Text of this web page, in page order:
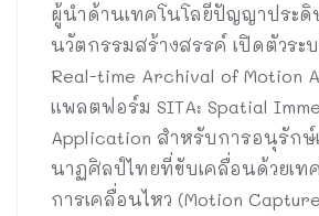
ผู้นำด้านเทคโนโลยีปัญญาประดิ
นวัตกรรมสร้างสรรค์ เปิดตัวระบ
Real-time Archival of Motion
แพลตฟอร์ม SITA: Spatial
Application สำหรับการอนุรักษ์
นาฏศิลป์ไทยที่ขับเคลื่อนด้วยเท
การเคลื่อนไหว (Motion